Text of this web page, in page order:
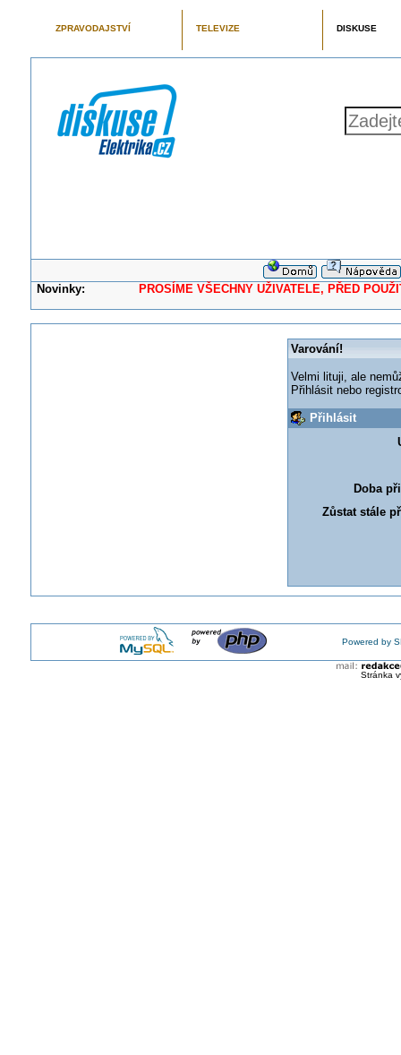
ZPRAVODAJSTVÍ TELEVIZE DISKUSE
Novinky: PROSÍME VŠECHNY UŽIVATELE, PŘED
Varování!
Velmi lituji, ale
Přihlásit nebo
Přihlásit
Doba
Zůstat stále
Powered by
Stránka